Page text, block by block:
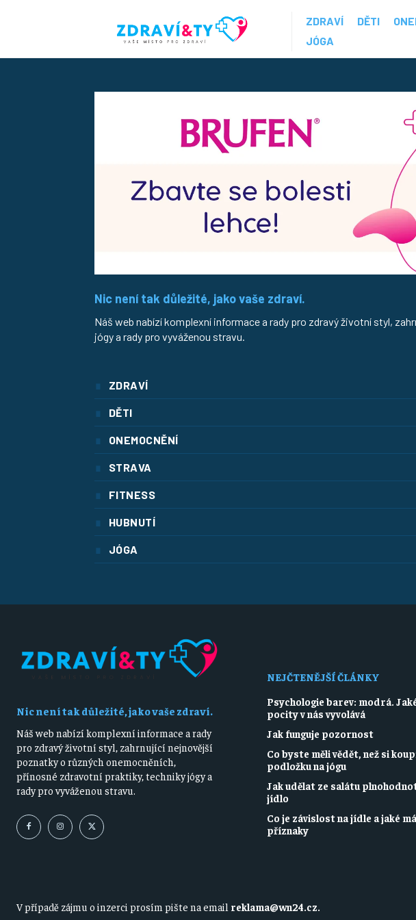
ZDRAVÍ DĚTI
JÓGA
Nic není tak důležité, jako vaše zdraví.
Náš web nabízí komplexní informace a rady pro zdravý životní styl,
jógy a rady pro vyváženou stravu.
ZDRAVÍ
DĚTI
ONEMOCNĚNÍ
STRAVA
FITNESS
HUBNUTÍ
JÓGA
Nic není tak důležité, jako vaše zdraví.
Náš web nabízí komplexní informace a rady
pro zdravý životní styl, zahrnující nejnovější
poznatky o různých onemocněních,
přínosné zdravotní praktiky, techniky jógy a
rady pro vyváženou stravu.
NEJČTENĚJŠÍ ČLÁNKY
Psychologie barev: modrá.
pocity v nás vyvolává
Jak funguje pozornost
Co byste měli vědět, než si
podložku na jógu
Jak udělat ze salátu
jídlo
Co je závislost na jídle a jaké má
příznaky
V případě zájmu o inzerci prosím pište na email reklama@wn24.cz